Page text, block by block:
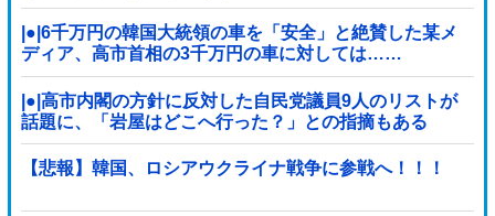
|●|6千万円の韓国大統領の車を「安全」と絶賛した某メ
ディア、高市首相の3千万円の車に対しては……
|●|高市内閣の方針に反対した自民党議員9人のリストが
話題に、「岩屋はどこへ行った？」との指摘もある
が……
【悲報】韓国、ロシアウクライナ戦争に参戦へ！！！